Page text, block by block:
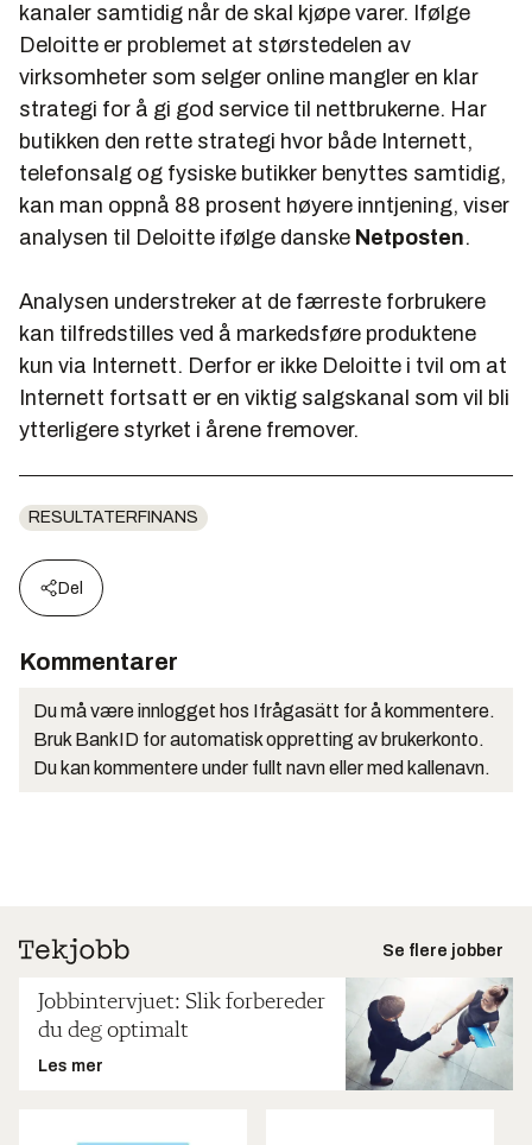
kanaler samtidig når de skal kjøpe varer. Ifølge
Deloitte er problemet at størstedelen av
virksomheter som selger online mangler en klar
strategi for å gi god service til nettbrukerne. Har
butikken den rette strategi hvor både Internett,
telefonsalg og fysiske butikker benyttes samtidig,
kan man oppnå 88 prosent høyere inntjening, viser
analysen til Deloitte ifølge danske Netposten.
Analysen understreker at de færreste forbrukere
kan tilfredstilles ved å markedsføre produktene
kun via Internett. Derfor er ikke Deloitte i tvil om at
Internett fortsatt er en viktig salgskanal som vil bli
ytterligere styrket i årene fremover.
RESULTATERFINANS
Del
Kommentarer
Du må være innlogget hos Ifrågasätt for å kommentere.
Bruk BankID for automatisk oppretting av brukerkonto.
Du kan kommentere under fullt navn eller med kallenavn.
Se flere jobber
Jobbintervjuet: Slik forbereder
du deg optimalt
Les mer